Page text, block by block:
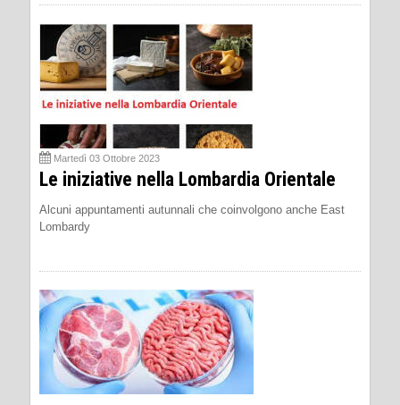
Martedì 03 Ottobre 2023
Le iniziative nella Lombardia Orientale
Alcuni appuntamenti autunnali che coinvolgono anche East
Lombardy